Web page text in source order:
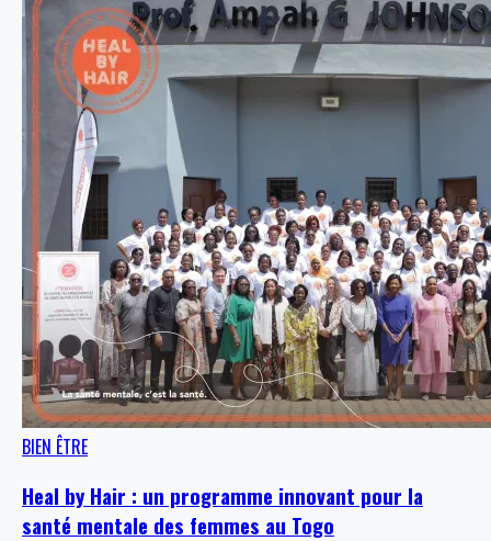
BIEN ÊTRE
Heal by Hair : un programme innovant pour la
santé mentale des femmes au Togo